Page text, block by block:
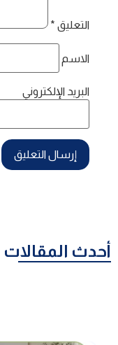
التعليق *
الاسم
البريد الإلكتروني
أحدث المقالات